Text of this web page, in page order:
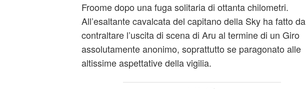
Froome dopo una fuga solitaria di ottanta chilometri.
All’esaltante cavalcata del capitano della Sky ha fatto da
contraltare l’uscita di scena di Aru al termine di un Giro
assolutamente anonimo, soprattutto se paragonato alle
altissime aspettative della vigilia.